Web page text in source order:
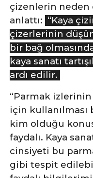
çizenlerin
anlattı: “Kaya
çizerlerinin
bir bağ
kaya sanatı
ardı edilir.
“Parmak
için kullanılması
kim olduğu
faydalı. Kaya
cinsiyeti bu
gibi tespit